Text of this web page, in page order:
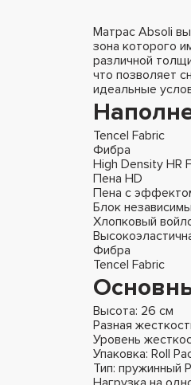
Матрас Absoli
зона которого
различной
что позволяет
идеальные
Tencel Fabric
Фибра
High Density HR
Пена HD
Пена с
Блок
Хлопковый
Фибра
Tencel Fabric
Высота: 26 см
Разная
Уровень
Упаковка: Roll
Тип: пружинный